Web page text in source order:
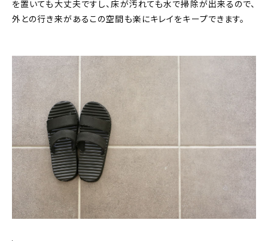
を置いても大丈夫ですし、床が汚れても水で掃除が出来るので、
外との行き来があるこの空間も楽にキレイをキープできます。